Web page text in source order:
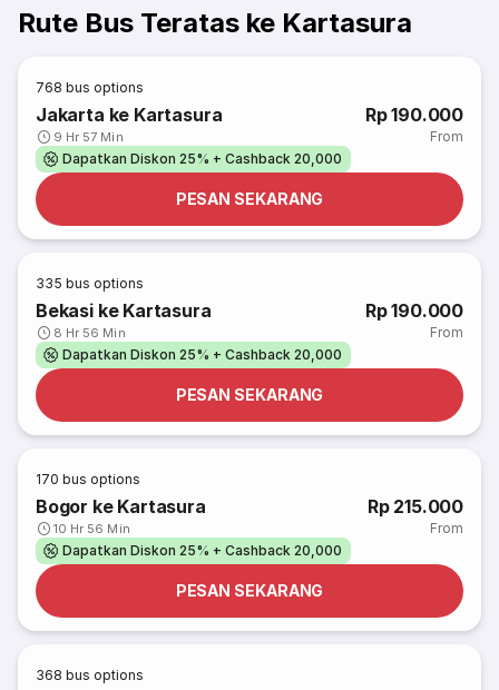
Rute Bus Teratas ke Kartasura
768 bus options
Jakarta ke Kartasura
9 Hr 57 Min
Rp 190.000
From
Dapatkan Diskon 25% + Cashback 20,000
PESAN SEKARANG
335 bus options
Bekasi ke Kartasura
8 Hr 56 Min
Rp 190.000
From
Dapatkan Diskon 25% + Cashback 20,000
PESAN SEKARANG
170 bus options
Bogor ke Kartasura
10 Hr 56 Min
Rp 215.000
From
Dapatkan Diskon 25% + Cashback 20,000
PESAN SEKARANG
368 bus options